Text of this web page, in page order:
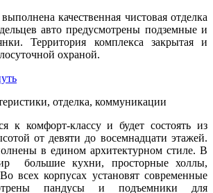
качественная чистовая отделка
авто предусмотрены подземные и
Территория комплекса закрытая и
охраной.
отделка, коммуникации
к комфорт-классу и будет состоять из
от девяти до восемнадцати этажей.
в едином архитектурном стиле. В
большие кухни, просторные холлы,
всех корпусах установят современные
пандусы и подъемники для